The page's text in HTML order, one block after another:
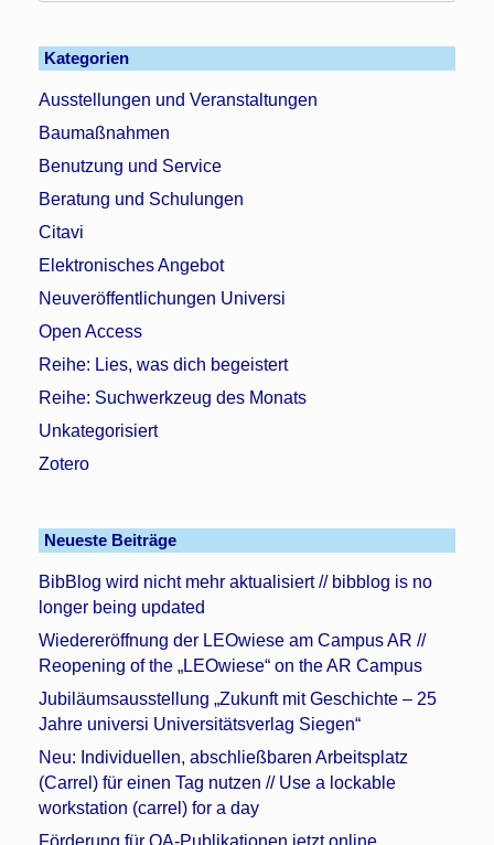
Kategorien
Ausstellungen und Veranstaltungen
Baumaßnahmen
Benutzung und Service
Beratung und Schulungen
Citavi
Elektronisches Angebot
Neuveröffentlichungen Universi
Open Access
Reihe: Lies, was dich begeistert
Reihe: Suchwerkzeug des Monats
Unkategorisiert
Zotero
Neueste Beiträge
BibBlog wird nicht mehr aktualisiert // bibblog is no
longer being updated
Wiedereröffnung der LEOwiese am Campus AR //
Reopening of the „LEOwiese“ on the AR Campus
Jubiläumsausstellung „Zukunft mit Geschichte – 25
Jahre universi Universitätsverlag Siegen“
Neu: Individuellen, abschließbaren Arbeitsplatz
(Carrel) für einen Tag nutzen // Use a lockable
workstation (carrel) for a day
Förderung für OA-Publikationen jetzt online